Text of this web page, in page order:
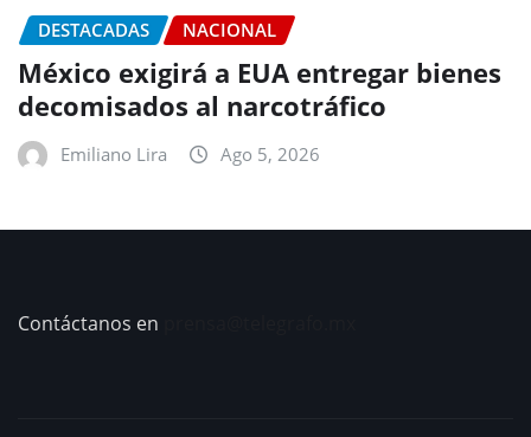
DESTACADAS NACIONAL
México exigirá a EUA entregar bienes
decomisados al narcotráfico
Emiliano Lira Ago 5, 2026
Contáctanos en